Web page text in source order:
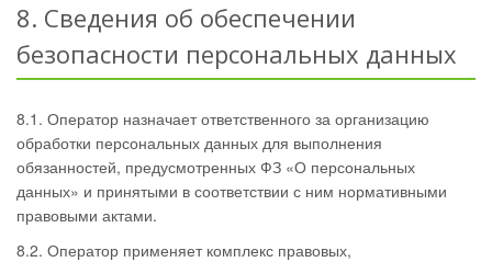
8. Сведения об обеспечении
безопасности персональных данных
8.1. Оператор назначает ответственного за организацию
обработки персональных данных для выполнения
обязанностей, предусмотренных ФЗ «О персональных
данных» и принятыми в соответствии с ним нормативными
правовыми актами.
8.2. Оператор применяет комплекс правовых,